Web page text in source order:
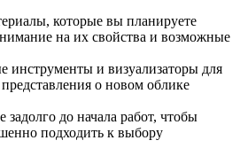
которые вы планируете
на их свойства и возможные
инструменты и визуализаторы для
о новом облике
до начала работ, чтобы
подходить к выбору